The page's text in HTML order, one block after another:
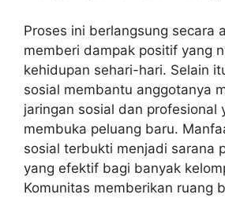
Proses ini berlangsung secara
memberi dampak positif yang
kehidupan sehari-hari. Selain
sosial membantu anggotanya
jaringan sosial dan profesional
membuka peluang baru.
sosial terbukti menjadi sarana
yang efektif bagi banyak
Komunitas memberikan ruang